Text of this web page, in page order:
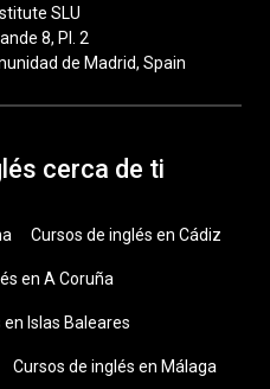
SLU
8, Pl. 2
de Madrid, Spain
cerca de ti
Cursos de inglés en Cádiz
en A Coruña
Islas Baleares
Cursos de inglés en Málaga